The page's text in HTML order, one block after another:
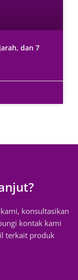
dan 7
konsultasikan
kontak kami
terkait produk